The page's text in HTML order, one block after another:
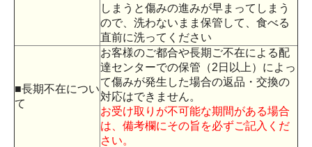
しまうと傷みの進みが早まってしまう
ので、洗わないまま保管して、食べる
直前に洗ってください
■長期不在につい
て
お客様のご都合や長期ご不在による配
達センターでの保管（2日以上）によっ
て傷みが発生した場合の返品・交換の
対応はできません。
お受け取りが不可能な期間がある場合
は、備考欄にその旨を必ずご記入くだ
さい。